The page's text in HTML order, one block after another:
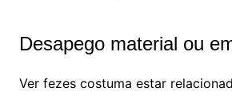
Desapego material ou
Ver fezes costuma estar